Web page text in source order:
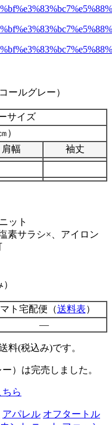
ールグレー）
サイズ
）
肩幅
袖丈
ット
素サラシ×、アイロン
ト宅配便（送料表）
—
料(税込み)です。
）は完売しました。
ちら
アパレル オフタートル